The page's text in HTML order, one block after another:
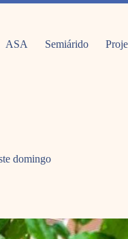
ASA Semiárido
domingo